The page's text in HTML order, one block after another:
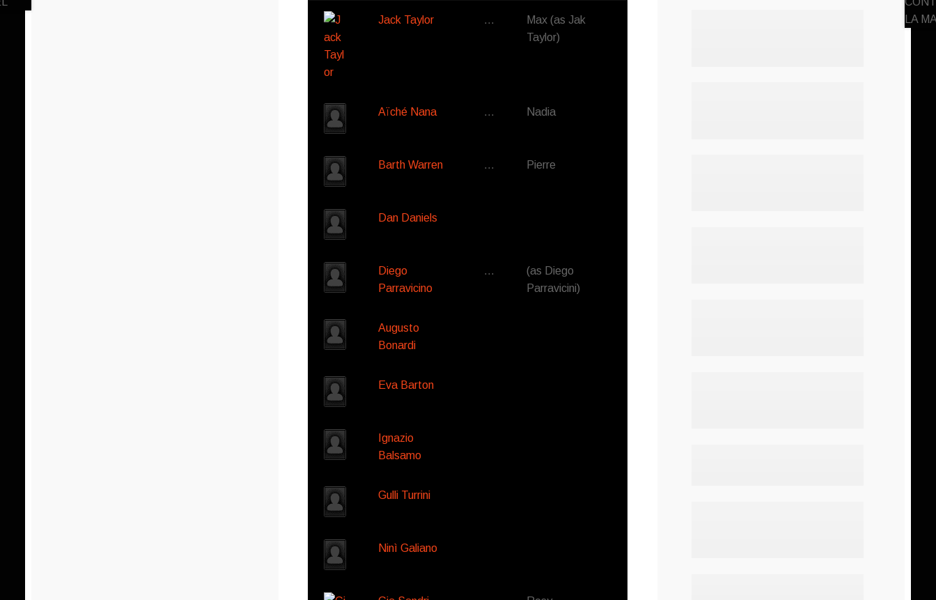
Jack Taylor …
Max (as Jak
Taylor)
Aïché Nana … Nadia
Barth Warren … Pierre
Dan Daniels
Diego
Parravicino
…
(as Diego
Parravicini)
Augusto
Bonardi
Eva Barton
Ignazio
Balsamo
Gulli Turrini
Ninì Galiano